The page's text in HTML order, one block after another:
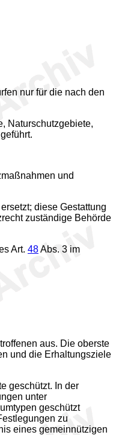
nur für die nach den
Naturschutzgebiete,
und
diese Gestattung
zuständige Behörde
Art. 48Abs. 3 im
aus. Die oberste
und die Erhaltungsziele
geschützt. In der
unter
geschützt
zu
eines gemeinnützigen